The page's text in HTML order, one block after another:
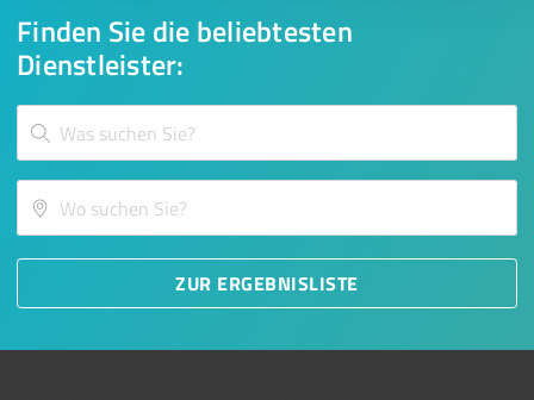
Finden Sie die beliebtesten
Dienstleister:
ZUR ERGEBNISLISTE